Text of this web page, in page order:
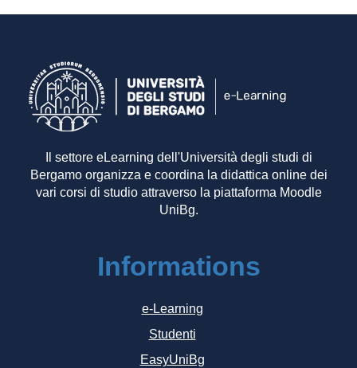
Il settore eLearning dell'Università degli studi di
Bergamo organizza e coordina la didattica online dei
vari corsi di studio attraverso la piattaforma Moodle
UniBg.
Informations
e-Learning
Studenti
EasyUniBg